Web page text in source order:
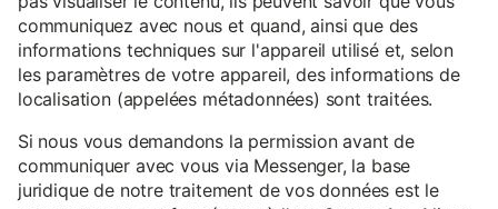
communiquez avec nous et quand, ainsi que des
informations techniques sur l'appareil utilisé et, selon
les paramètres de votre appareil, des informations de
localisation (appelées métadonnées) sont traitées.
Si nous vous demandons la permission avant de
communiquer avec vous via Messenger, la base
juridique de notre traitement de vos données est le